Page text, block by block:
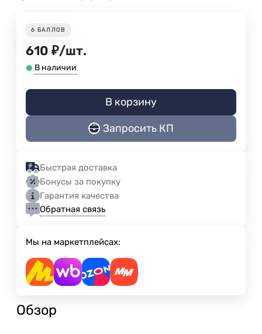
6 БАЛЛОВ
610 ₽/шт.
В наличии
В корзину
Запросить КП
Быстрая доставка
Бонусы за покупку
Гарантия качества
Обратная связь
Мы на маркетплейсах:
Обзор